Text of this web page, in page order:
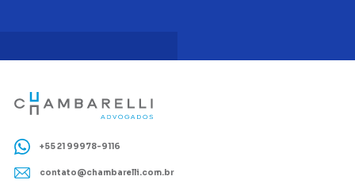
+55 21 99978-9116
contato@chambarelli.com.br